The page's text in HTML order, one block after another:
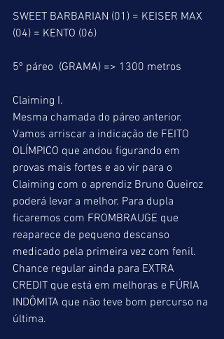
SWEET BARBARIAN (01) = KEISER MAX
(04) = KENTO (06)
5º páreo  (GRAMA) => 1300 metros
Claiming I.
Mesma chamada do páreo anterior.
Vamos arriscar a indicação de FEITO
OLÍMPICO que andou figurando em
provas mais fortes e ao vir para o
Claiming com o aprendiz Bruno Queiroz
poderá levar a melhor. Para dupla
ficaremos com FROMBRAUGE que
reaparece de pequeno descanso
medicado pela primeira vez com fenil.
Chance regular ainda para EXTRA
CREDIT que está em melhoras e FÚRIA
INDÔMITA que não teve bom percurso na
última.